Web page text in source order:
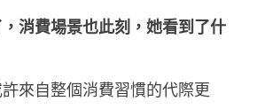
消費場景也此刻，她看到了什
來自整個消費習慣的代際更